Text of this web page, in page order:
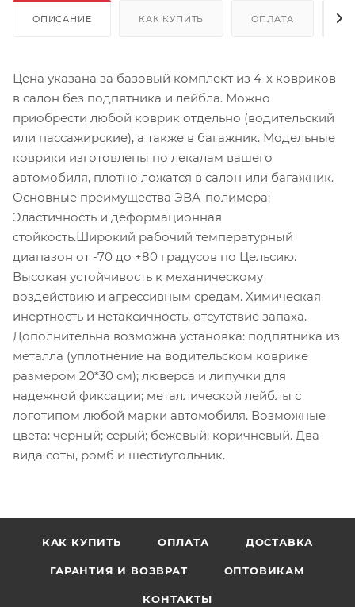
ОПИСАНИЕ КАК КУПИТЬ ОПЛАТА
Цена указана за базовый комплект из 4-х ковриков
в салон без подпятника и лейбла. Можно
приобрести любой коврик отдельно (водительский
или пассажирские), а также в багажник. Модельные
коврики изготовлены по лекалам вашего
автомобиля, плотно ложатся в салон или багажник.
Основные преимущества ЭВА-полимера:
Эластичность и деформационная
стойкость.Широкий рабочий температурный
диапазон от -70 до +80 градусов по Цельсию.
Высокая устойчивость к механическому
воздействию и агрессивным средам. Химическая
инертность и нетаксичность, отсутствие запаха.
Дополнительна возможна установка: подпятника из
металла (уплотнение на водительском коврике
размером 20*30 см); люверса и липучки для
надежной фиксации; металлической лейблы с
логотипом любой марки автомобиля. Возможные
цвета: черный; серый; бежевый; коричневый. Два
вида соты, ромб и шестиугольник.
КАК КУПИТЬ ОПЛАТА ДОСТАВКА
ГАРАНТИЯ И ВОЗВРАТ ОПТОВИКАМ
КОНТАКТЫ